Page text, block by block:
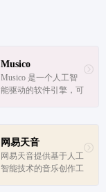
Musico
Musico 是一个人工智
能驱动的软件引擎，可
网易天音
网易天音提供基于人工
智能技术的音乐创作工